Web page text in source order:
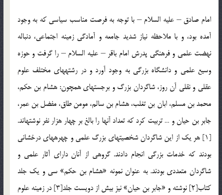
امام صادق – علیه السلام – با توجه به فرصت مناسب سیاسی كه به وجود
آمده بود، و با ملاحظه نیاز شدید جامعه و آمادگی زمینه اجتماعی، دنباله
نهضت علمی و فرهنگی پدرش امام باقر – علیه السلام – را گرفت و حوزه
وسیع علمی و دانشگاه بزرگی به وجود آورد و در رشته‏های مختلف علوم
عقلی و نقلی آن روز، شاگردان بزرگ و برجسته‏ای همچون: هشام بن حكم،
محمد بن مسلم، ابان بن تغلب، هشام بن سالم، مومن طاق، مفضل بن عمر،
جابر بن حیان و … تربیت كرد كه تعداد آنها را بالغ بر چهار هزار نفر نوشته‏اند.
[1] هر یك از این شاگردان شخصیتهای بزرگ علمی و چهره‏های درخشانی
بودند كه خدمات بزرگی انجام دادند. گروهی از آنان دارای آثار علمی و
شاگردان متعددی بودند. به عنوان نمونه «هشام بن حكم» سی و یك جلد
كتاب[2] نوشته و «جابر بن حیان» نیز بیش از دویست جلد[3] در زمینه علوم